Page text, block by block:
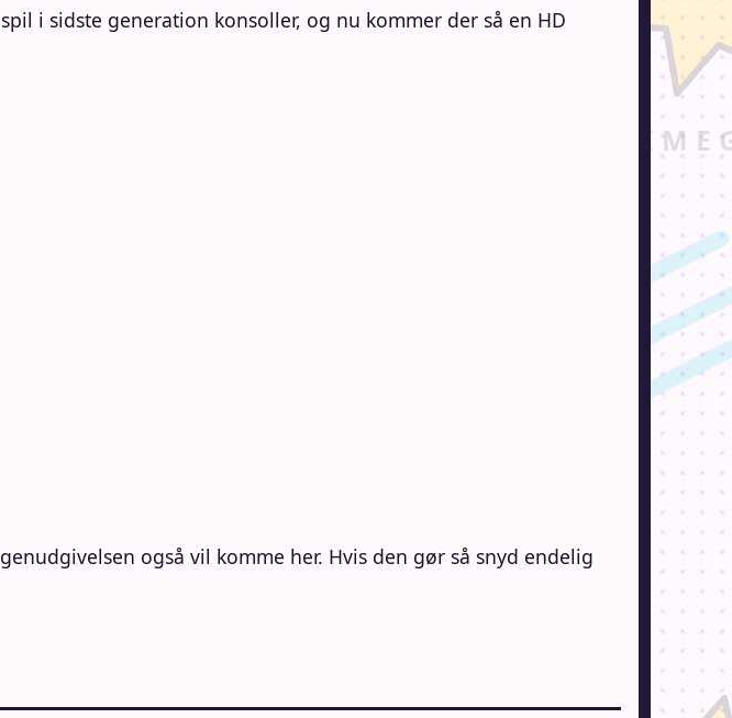
i sidste generation konsoller, og nu kommer der så en HD
også vil komme her. Hvis den gør så snyd endelig